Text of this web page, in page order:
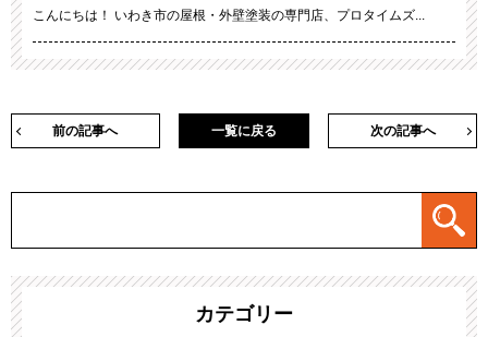
こんにちは！ いわき市の屋根・外壁塗装の専門店、プロタイムズ...
前の記事へ 次の記事へ
一覧に戻る
カテゴリー